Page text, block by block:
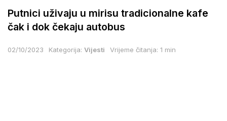
Putnici uživaju u mirisu tradicionalne kafe
čak i dok čekaju autobus
02/10/2023 Kategorija: Vijesti Vrijeme čitanja: 1 min